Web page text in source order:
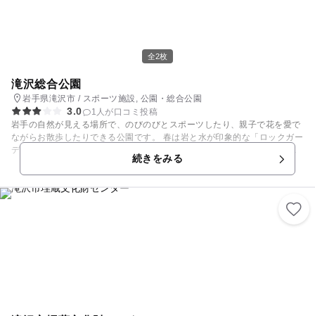
全2枚
滝沢総合公園
岩手県滝沢市 / スポーツ施設, 公園・総合公園
3.0
1人が口コミ投稿
岩手の自然が見える場所で、のびのびとスポーツしたり、親子で花を愛で
ながらお散歩したりできる公園です。 春は岩と水が印象的な「ロックガー
デン」の周りに、沢山のアザレアが綺麗に咲きます。平成8年度には「手
づくり郷土（ふるさと）賞」を受賞。夏はウォーターカーテンの下で、た
くさんの子ども達が水遊びをしています。 ロックガーデン前は芝生広場
で、子ども達が遠足を楽しんだり、親子連れがのんびり遊ぶ憩いの場。日
本庭園などもあり、家族で何度も足を運べる施設です。
続きをみる